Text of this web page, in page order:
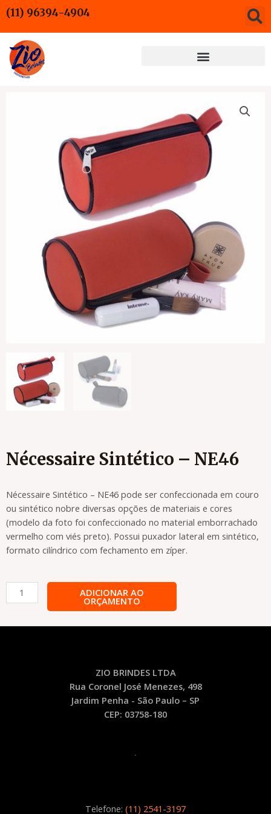
para
o
conteúdo
(11) 96394-4904
Nécessaire Sintético – NE46
Nécessaire Sintético – NE46 pode ser confeccionada em couro
ou sintético nobre diversas opções de materiais e cores
(modelo da foto foi confeccionado no material emborrachado
vermelho com viés preto). Possui puxador lateral em sintético,
formato cilíndrico com fechamento em zíper.
Nécessaire
Sintético
NE46
ADICIONAR AO
ORÇAMENTO
ZIO BRINDES LTDA
Rua Coronel José Menezes, 498
Jardim Penha - São Paulo – SP
CEP: 03758-180
.
Telefone: (11) 2541-3197